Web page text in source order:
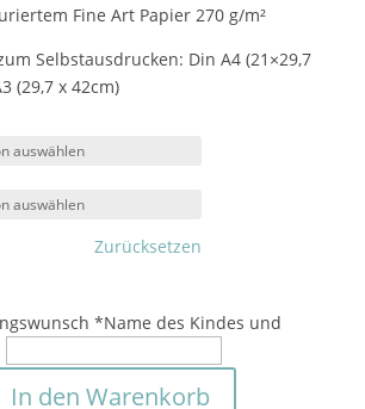
Fine Art Papier 270 g/m²
Selbstausdrucken: Din A4 (21×29,7
(29,7 x 42cm)
Zurücksetzen
*Name des Kindes und
In den Warenkorb